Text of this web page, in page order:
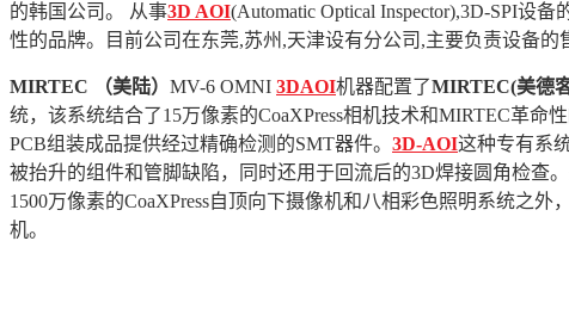
的韩国公司。 从事3D AOI(Automatic Optical Inspector),3D-SPI设备
性的品牌。目前公司在东莞,苏州 ,天津设有分公司 ,主要负责设备的
MIRTEC （美陆） MV-6 OMNI 3DAOI机器配置了MIRTEC(美德
统，该系统结合了15万像素的CoaXPress相机技术和MIRTEC革命
PCB组装成品提供经过精确检测的SMT器件。 3D-AOI这种专有系
被抬升的组件和管脚缺陷，同时还用于回流后的3D焊接圆角检查
1500万像素的CoaXPress自顶向下摄像机和八相彩色照明系统之外
机。